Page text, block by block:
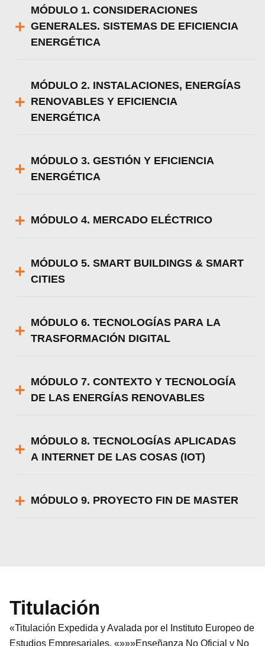
MÓDULO 1. CONSIDERACIONES
GENERALES. SISTEMAS DE EFICIENCIA
ENERGÉTICA
MÓDULO 2. INSTALACIONES, ENERGÍAS
RENOVABLES Y EFICIENCIA
ENERGÉTICA
MÓDULO 3. GESTIÓN Y EFICIENCIA
ENERGÉTICA
MÓDULO 4. MERCADO ELÉCTRICO
MÓDULO 5. SMART BUILDINGS & SMART
CITIES
MÓDULO 6. TECNOLOGÍAS PARA LA
TRASFORMACIÓN DIGITAL
MÓDULO 7. CONTEXTO Y TECNOLOGÍA
DE LAS ENERGÍAS RENOVABLES
MÓDULO 8. TECNOLOGÍAS APLICADAS
A INTERNET DE LAS COSAS (IOT)
MÓDULO 9. PROYECTO FIN DE MASTER
Titulación
«Titulación Expedida y Avalada por el Instituto Europeo de
Estudios Empresariales. «»»»Enseñanza No Oficial y No